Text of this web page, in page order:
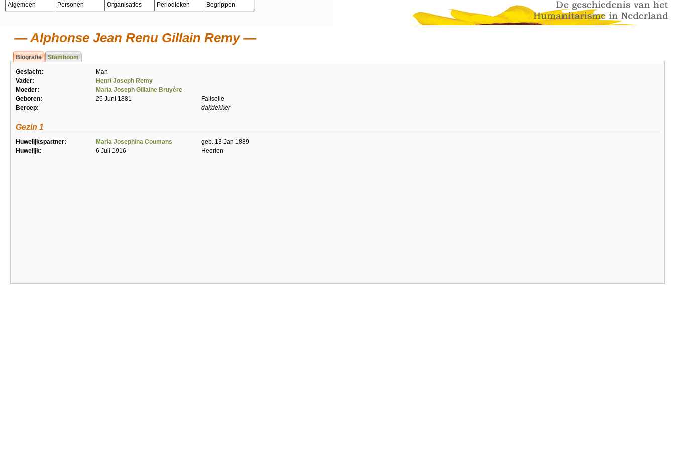
Algemeen Personen Organisaties Periodieken Begrippen
Alphonse Jean Renu Gillain Remy
Biografie Stamboom
Geslacht:
Man
Vader:
Henri Joseph Remy
Moeder:
Maria Joseph Gillaine Bruyère
Geboren:
26 Juni 1881
Falisolle
Beroep:
dakdekker
Gezin 1
Huwelijkspartner: Maria Josephina Coumans
geb. 13 Jan 1889
Huwelijk:
6 Juli 1916 Heerlen